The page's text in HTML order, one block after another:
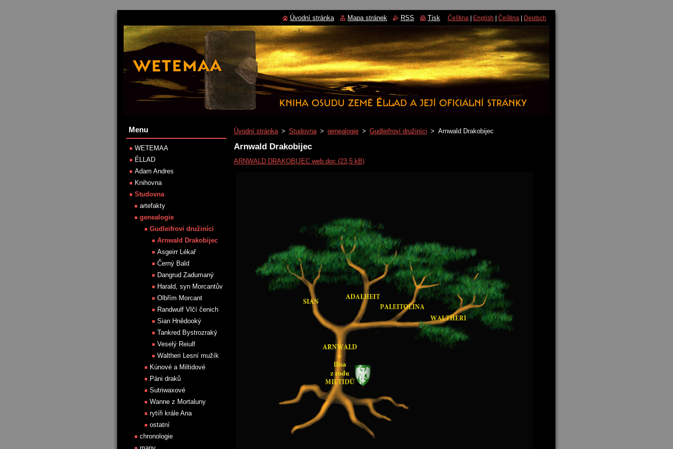
Úvodní stránka > Studovna > genealogie > Gudleifrovi družiníci > Arnwald Drakobijec
Arnwald Drakobijec
ARNWALD DRAKOBIJEC web.doc (23,5 kB)
Menu
WETEMAA
ÉLLAD
Adam Andres
Knihovna
Studovna
artefakty
genealogie
Gudleifrovi družiníci
Arnwald Drakobijec
Asgeirr Lékař
Černý Bald
Dangrud Zadumaný
Harald, syn Morcantův
Olbřím Morcant
Randwulf Vlčí čenich
Sian Hnědooký
Tankred Bystrozraký
Veselý Reiulf
Waltheri Lesní mužík
Kúnové a Miltidové
Páni draků
Sutriwaxové
Wanne z Mortaluny
rytíři krále Ana
ostatní
chronologie
Úvodní stránka Mapa stránek RSS Tisk Čeština English Čeština Deutsch